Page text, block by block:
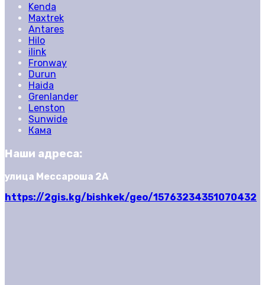
Kenda
Maxtrek
Antares
Hilo
ilink
Fronway
Durun
Haida
Grenlander
Lenston
Sunwide
Кама
Наши адреса:
улица Мессароша 2А
https://2gis.kg/bishkek/geo/15763234351070432